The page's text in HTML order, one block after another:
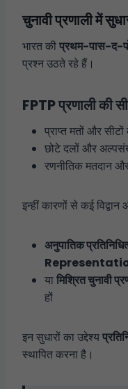
चुनावी प्रणाली में
भारत कीप्रथम-पास-द-
प्रश्न उठते रहे हैं।
FPTP प्रणाली की
प्राप्त मतों और
छोटे दलों और
रणनीतिक मतदान
इन्हीं कारणों से कई
अनुपातिक
यामिश्रित चुनावी
हों
इन सुधारों का उद्देश्य
स्थापित करना है।